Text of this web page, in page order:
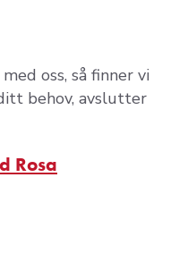
oss, så finner vi
behov, avslutter
Rosa